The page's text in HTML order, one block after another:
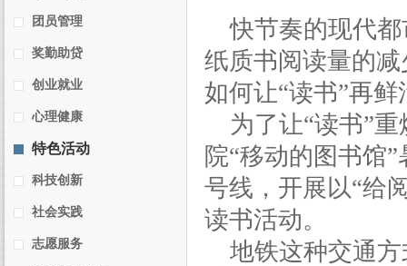
团员管理
奖勤助贷
创业就业
心理健康
特色活动
科技创新
社会实践
志愿服务
快节奏的现代
纸质书阅读量的
如何让“读书”再
为了让“读书”
院“移动的图书馆
号线，开展以“给
读书活动。
地铁这种交通